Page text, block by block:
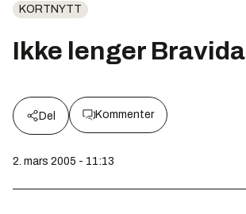
KORTNYTT
Ikke lenger Bravida
Del Kommenter
2. mars 2005 - 11:13